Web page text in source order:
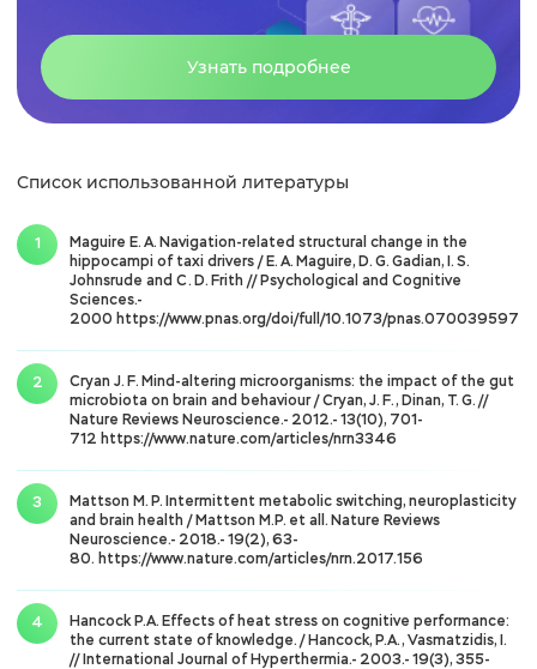
Узнать подробнее
Список использованной литературы
Maguire E. A. Navigation-related structural change in the
hippocampi of taxi drivers / E. A. Maguire, D. G. Gadian, I. S.
Johnsrude and C. D. Frith // Psychological and Cognitive
Sciences.-
2000 https://www.pnas.org/doi/full/10.1073/pnas.070039597
Cryan J. F. Mind-altering microorganisms: the impact of the gut
microbiota on brain and behaviour / Cryan, J. F., Dinan, T. G. //
Nature Reviews Neuroscience.- 2012.- 13(10), 701-
712 https://www.nature.com/articles/nrn3346
Mattson M. P. Intermittent metabolic switching, neuroplasticity
and brain health / Mattson M.P. et all. Nature Reviews
Neuroscience.- 2018.- 19(2), 63-
80. https://www.nature.com/articles/nrn.2017.156
Hancock P.A. Effects of heat stress on cognitive performance:
the current state of knowledge. / Hancock, P.A., Vasmatzidis, I.
// International Journal of Hyperthermia.- 2003.- 19(3), 355-